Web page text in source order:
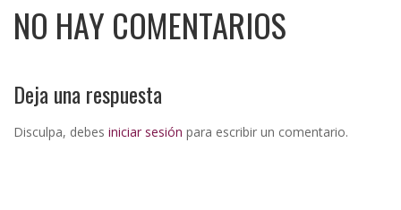
NO HAY COMENTARIOS
Deja una respuesta
Disculpa, debes iniciar sesión para escribir un comentario.